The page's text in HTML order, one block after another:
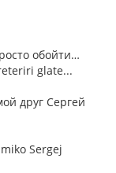
обойти…
glate...
друг Сергей
Sergej